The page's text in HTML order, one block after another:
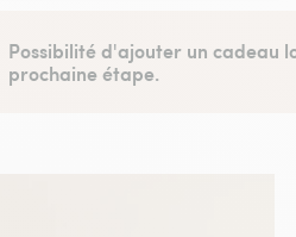
Possibilité d'ajouter un cadeau
prochaine étape.